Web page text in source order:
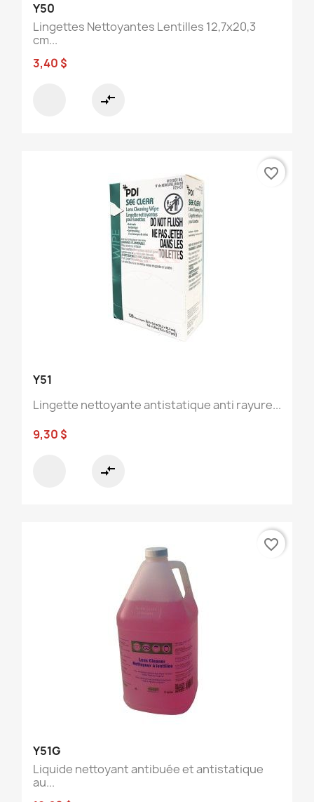
Y50
Lingettes Nettoyantes Lentilles 12,7x20,3
cm...
3,40 $
compare_arrows
Y51
Lingette nettoyante antistatique anti rayure...
9,30 $
compare_arrows
favorite_border
Y51G
Liquide nettoyant antibuée et antistatique
au...
favorite_border